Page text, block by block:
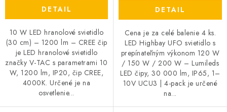
DETAIL
10 W LED hranolové svietidlo
(30 cm) – 1200 lm – CREE čip
je LED hranolové svietidlo
značky V-TAC s parametrami 10
W, 1200 lm, IP20, čip CREE,
4000K. Určené je na
osvetlenie...
DETAIL
Cena je za celé balenie 4 ks.
LED Highbay UFO svietidlo s
prepínateľným výkonom 120 W
/ 150 W / 200 W – Lumileds
LED čipy, 30 000 lm, IP65, 1–
10V UCU3 | 4-pack je určené
na...